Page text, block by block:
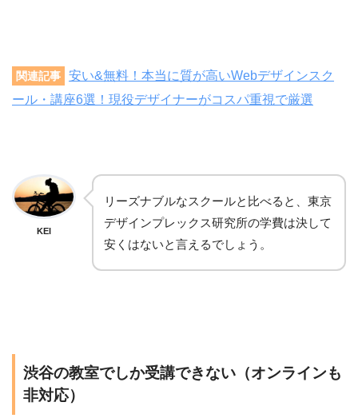
関連記事
安い&無料！本当に質が高いWebデザインスク
ール・講座6選！現役デザイナーがコスパ重視で厳選
KEI
リーズナブルなスクールと比べると、東京
デザインプレックス研究所の学費は決して
安くはないと言えるでしょう。
渋谷の教室でしか受講できない（オンラインも
非対応）